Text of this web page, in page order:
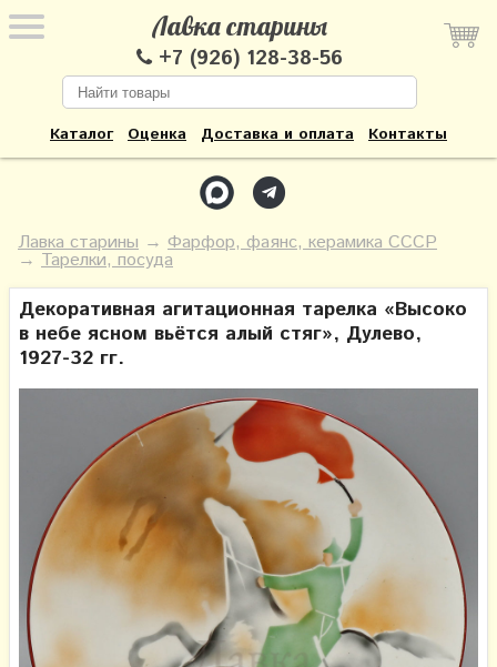
Лавка старины
+7 (926) 128-38-56
Каталог Оценка Доставка и оплата Контакты
Лавка старины → Фарфор, фаянс, керамика СССР
→ Тарелки, посуда
Декоративная агитационная тарелка «Высоко
в небе ясном вьётся алый стяг», Дулево,
1927-32 гг.